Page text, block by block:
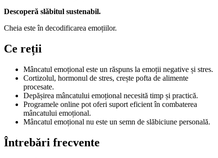
Descoperă slăbitul sustenabil.
Cheia este în decodificarea emoțiilor.
Ce reții
Mâncatul emoțional este un răspuns la emoții negative și stres.
Cortizolul, hormonul de stres, crește pofta de alimente
procesate.
Depășirea mâncatului emoțional necesită timp și practică.
Programele online pot oferi suport eficient în combaterea
mâncatului emoțional.
Mâncatul emoțional nu este un semn de slăbiciune personală.
Întrebări frecvente